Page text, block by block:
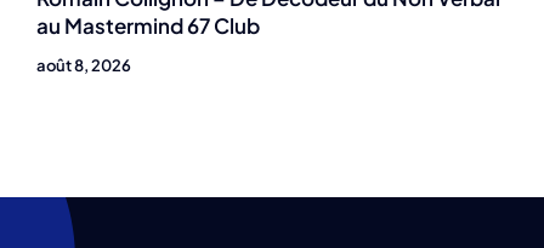
au Mastermind 67 Club
août 8, 2026